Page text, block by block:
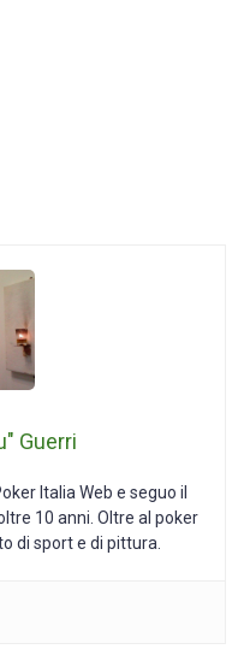
Guerri
Italia Web e seguo il
10 anni. Oltre al poker
di sport e di pittura.